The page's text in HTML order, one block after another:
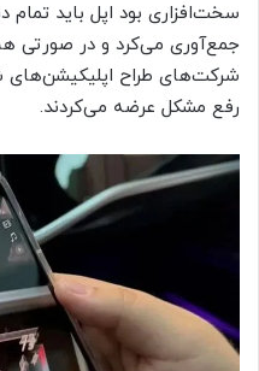
سخت‌افزاری بود اپل باید
جمع‌آوری می‌کرد و در صورتی هم
شرکت‌های طراح
رفع مشکل عرضه می‌کردند.